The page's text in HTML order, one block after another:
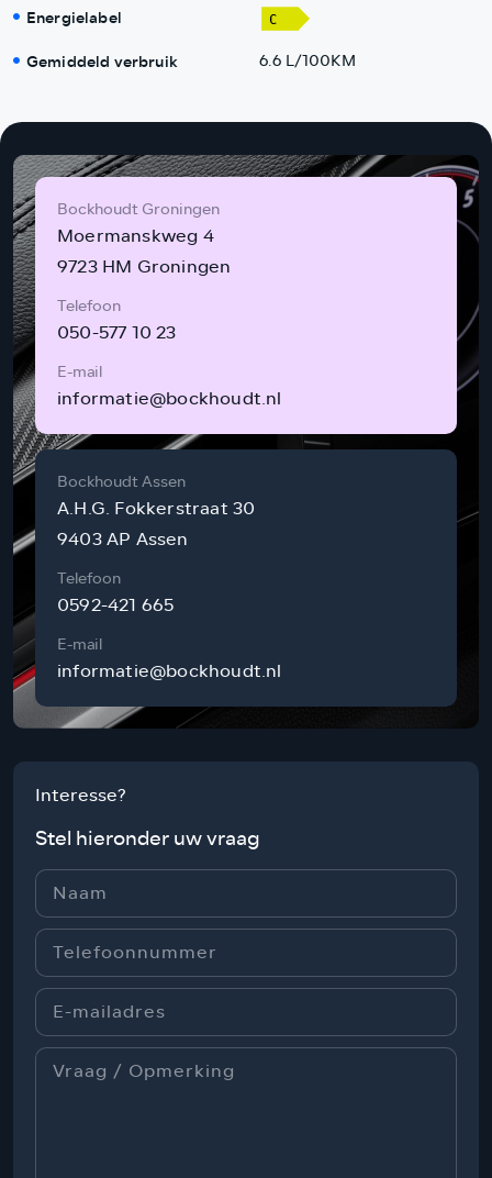
Energielabel
Gemiddeld verbruik
6.6 L/100KM
Bockhoudt Groningen
Moermanskweg 4
9723 HM Groningen
Telefoon
050-577 10 23
E-mail
informatie@bockhoudt.nl
Bockhoudt Assen
A.H.G. Fokkerstraat 30
9403 AP Assen
Telefoon
0592-421 665
E-mail
informatie@bockhoudt.nl
Interesse?
Stel hieronder uw vraag